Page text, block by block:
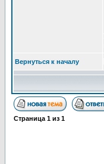
Вернуться к началу
Страница 1 из 1